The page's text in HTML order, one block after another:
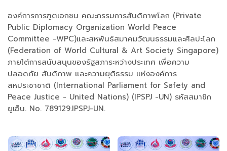
องค์การการฑูตเอกชน คณะกรรมการสันติภาพโลก (Private
Public Diplomacy Organization World Peace
Committee -WPC)และสหพันธ์สมาคมวัฒนธรรมและศิลปะโลก
(Federation of World Cultural & Art Society Singapore)
ภายใต้การสนับสนุนของรัฐสภาระหว่างประเทศ เพื่อความ
ปลอดภัย สันติภาพ และความยุติธรรม แห่งองค์การ
สหประชาชาติ (International Parliament for Safety and
Peace Justice - United Nations) (IPSPJ -UN) รหัสสมาชิก
ยูเอ็น. No. 789129.IPSPJ-UN.